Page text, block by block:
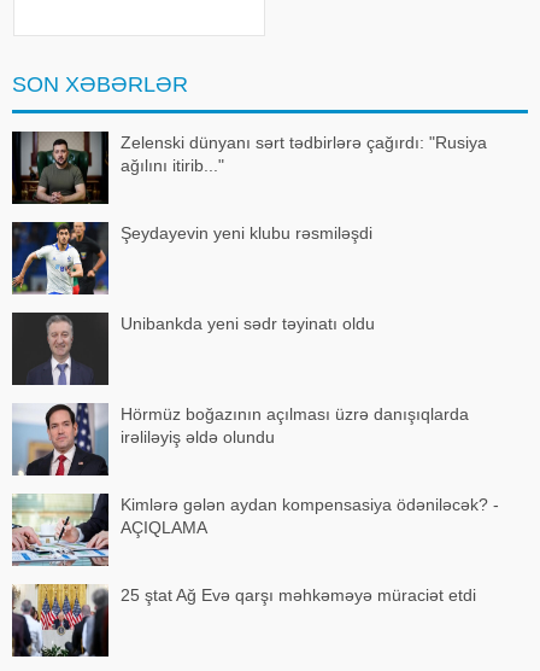
SON XƏBƏRLƏR
Zelenski dünyanı sərt tədbirlərə çağırdı: "Rusiya
ağılını itirib..."
Şeydayevin yeni klubu rəsmiləşdi
Unibankda yeni sədr təyinatı oldu
Hörmüz boğazının açılması üzrə danışıqlarda
irəliləyiş əldə olundu
Kimlərə gələn aydan kompensasiya ödəniləcək? -
AÇIQLAMA
25 ştat Ağ Evə qarşı məhkəməyə müraciət etdi